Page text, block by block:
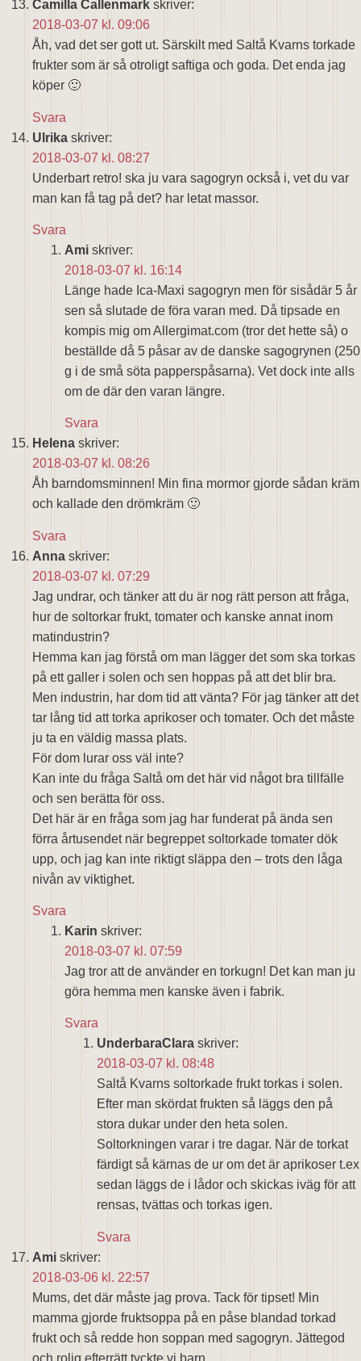
Camilla Callenmark skriver:
2018-03-07 kl. 09:06
Åh, vad det ser gott ut. Särskilt med Saltå Kvarns torkade
frukter som är så otroligt saftiga och goda. Det enda jag
köper 🙂
Svara
Ulrika skriver:
2018-03-07 kl. 08:27
Underbart retro! ska ju vara sagogryn också i, vet du var
man kan få tag på det? har letat massor.
Svara
Ami skriver:
2018-03-07 kl. 16:14
Länge hade Ica-Maxi sagogryn men för sisådär 5 år
sen så slutade de föra varan med. Då tipsade en
kompis mig om Allergimat.com (tror det hette så) o
beställde då 5 påsar av de danske sagogrynen (250
g i de små söta papperspåsarna). Vet dock inte alls
om de där den varan längre.
Svara
Helena skriver:
2018-03-07 kl. 08:26
Åh barndomsminnen! Min fina mormor gjorde sådan kräm
och kallade den drömkräm 🙂
Svara
Anna skriver:
2018-03-07 kl. 07:29
Jag undrar, och tänker att du är nog rätt person att fråga,
hur de soltorkar frukt, tomater och kanske annat inom
matindustrin?
Hemma kan jag förstå om man lägger det som ska torkas
på ett galler i solen och sen hoppas på att det blir bra.
Men industrin, har dom tid att vänta? För jag tänker att det
tar lång tid att torka aprikoser och tomater. Och det måste
ju ta en väldig massa plats.
För dom lurar oss väl inte?
Kan inte du fråga Saltå om det här vid något bra tillfälle
och sen berätta för oss.
Det här är en fråga som jag har funderat på ända sen
förra årtusendet när begreppet soltorkade tomater dök
upp, och jag kan inte riktigt släppa den – trots den låga
nivån av viktighet.
Svara
Karin skriver:
2018-03-07 kl. 07:59
Jag tror att de använder en torkugn! Det kan man ju
göra hemma men kanske även i fabrik.
Svara
UnderbaraClara skriver:
2018-03-07 kl. 08:48
Saltå Kvarns soltorkade frukt torkas i solen.
Efter man skördat frukten så läggs den på
stora dukar under den heta solen.
Soltorkningen varar i tre dagar. När de torkat
färdigt så kärnas de ur om det är aprikoser t.ex
sedan läggs de i lådor och skickas iväg för att
rensas, tvättas och torkas igen.
Svara
Ami skriver:
2018-03-06 kl. 22:57
Mums, det där måste jag prova. Tack för tipset! Min
mamma gjorde fruktsoppa på en påse blandad torkad
frukt och så redde hon soppan med sagogryn. Jättegod
och rolig efterrätt tyckte vi barn.